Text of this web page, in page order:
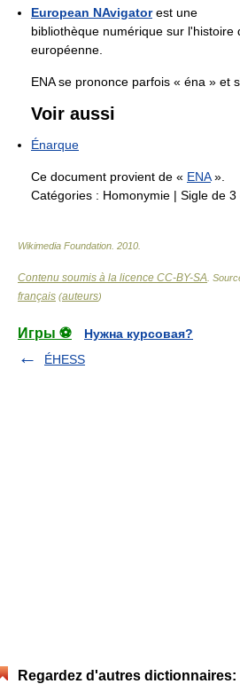
European NAvigatorest une
bibliothèque numérique sur l'histoire
européenne.
ENA se prononce parfois « éna » et
Voir aussi
Énarque
Ce document provient de « ENA».
Catégories : Homonymie | Sigle de
Wikimedia Foundation 2010
Contenu soumis à la licence CC-BY-SA .
français (auteurs)
Игры ⚽
Нужна курсовая?
ÉHESS
Regardez d'autres dictionnaires: